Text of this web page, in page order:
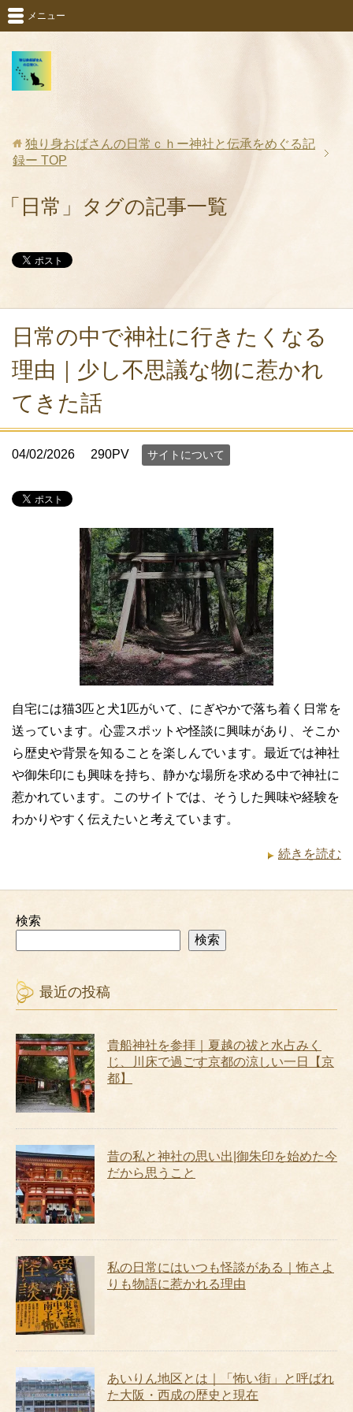
メニュー
独り身おばさんの日常ｃｈー神社と伝承をめぐる記
録ー TOP
「日常」タグの記事一覧
日常の中で神社に行きたくなる
理由｜少し不思議な物に惹かれ
てきた話
04/02/2026 290PV サイトについて
自宅には猫3匹と犬1匹がいて、にぎやかで落ち着く日常を
送っています。心霊スポットや怪談に興味があり、そこか
ら歴史や背景を知ることを楽しんでいます。最近では神社
や御朱印にも興味を持ち、静かな場所を求める中で神社に
惹かれています。このサイトでは、そうした興味や経験を
わかりやすく伝えたいと考えています。
続きを読む
検索
検索
最近の投稿
貴船神社を参拝｜夏越の祓と水占みく
じ、川床で過ごす京都の涼しい一日【京
都】
昔の私と神社の思い出|御朱印を始めた今
だから思うこと
私の日常にはいつも怪談がある｜怖さよ
りも物語に惹かれる理由
あいりん地区とは｜「怖い街」と呼ばれ
た大阪・西成の歴史と現在